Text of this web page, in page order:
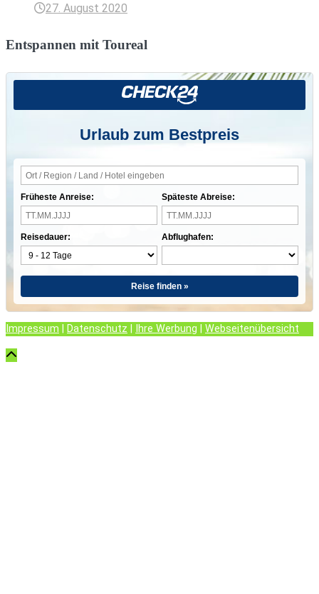
27. August 2020
Entspannen mit Toureal
Urlaub zum Bestpreis
Früheste Anreise:
Reisedauer:
Späteste Abreise:
Abflughafen:
Reise finden »
Impressum Datenschutz Ihre Werbung Webseitenübersicht